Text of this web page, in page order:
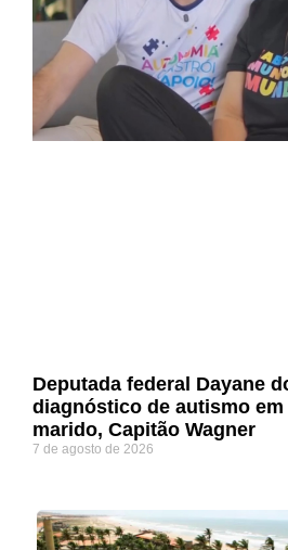
Deputada federal Dayane
diagnóstico de autismo
marido, Capitão Wagner
7 de agosto de 2026